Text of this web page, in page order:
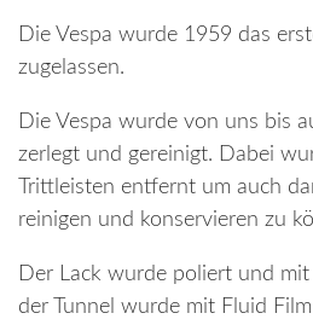
Die Vespa wurde 1959 das
zugelassen.
Die Vespa wurde von uns bis
zerlegt und gereinigt. Dabei
Trittleisten entfernt um auch
reinigen und konservieren zu
Der Lack wurde poliert und
der Tunnel wurde mit Fluid